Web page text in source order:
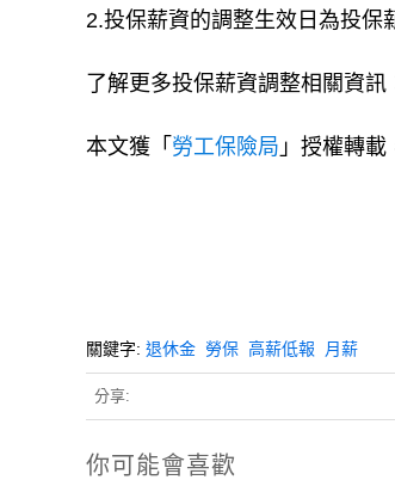
2.投保薪資的調整生效日為投保
了解更多投保薪資調整相關資訊
本文獲「 勞工保險局 」授權轉載
關鍵字: 退休金 勞保 高薪低報 月薪
分享:
你可能會喜歡